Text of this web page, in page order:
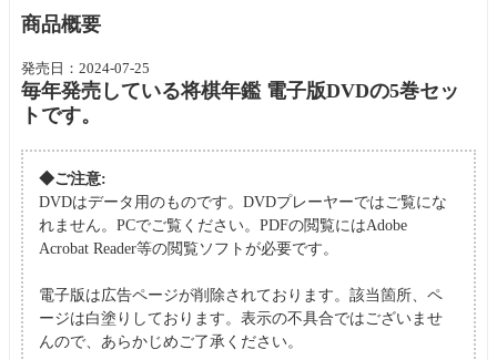
商品概要
発売日：2024-07-25
毎年発売している将棋年鑑 電子版DVDの5巻セッ
トです。
◆ご注意:
DVDはデータ用のものです。DVDプレーヤーではご覧にな
れません。PCでご覧ください。PDFの閲覧にはAdobe
Acrobat Reader等の閲覧ソフトが必要です。
電子版は広告ページが削除されております。該当箇所、ペ
ージは白塗りしております。表示の不具合ではございませ
んので、あらかじめご了承ください。